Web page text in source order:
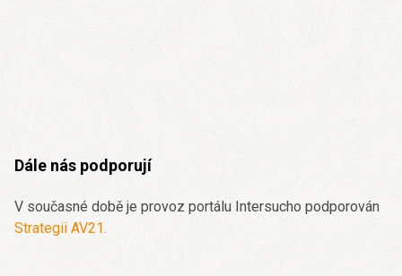
Dále nás podporují
V současné době je provoz portálu Intersucho podporován
Strategii AV21.